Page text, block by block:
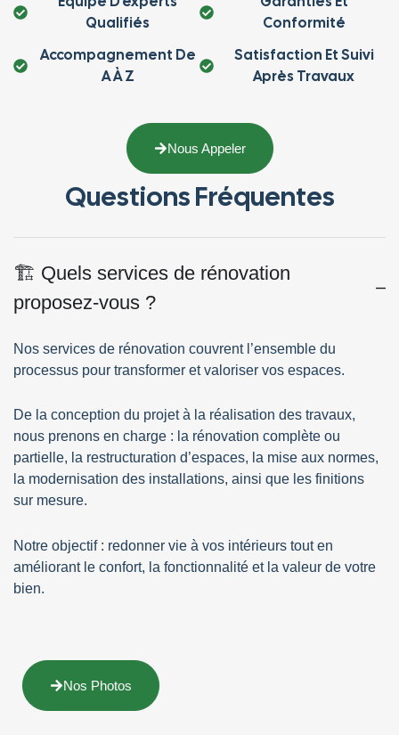
Qualifiés
Accompagnement De
A À Z
Conformité
Satisfaction Et Suivi
Après Travaux
Nous Appeler
Questions Fréquentes
🏗️ Quels services de rénovation
proposez-vous ?
Nos services de rénovation couvrent l’ensemble du
processus pour transformer et valoriser vos espaces.
De la conception du projetà la réalisation des travaux,
nous prenons en charge : la rénovation complète ou
partielle, la restructuration d’espaces, la mise aux normes,
la modernisation des installations, ainsi que les finitions
sur mesure.
Notre objectif: redonner vie à vos intérieurs tout en
améliorant le confort, la fonctionnalité et la valeur de votre
bien.
Nos Photos